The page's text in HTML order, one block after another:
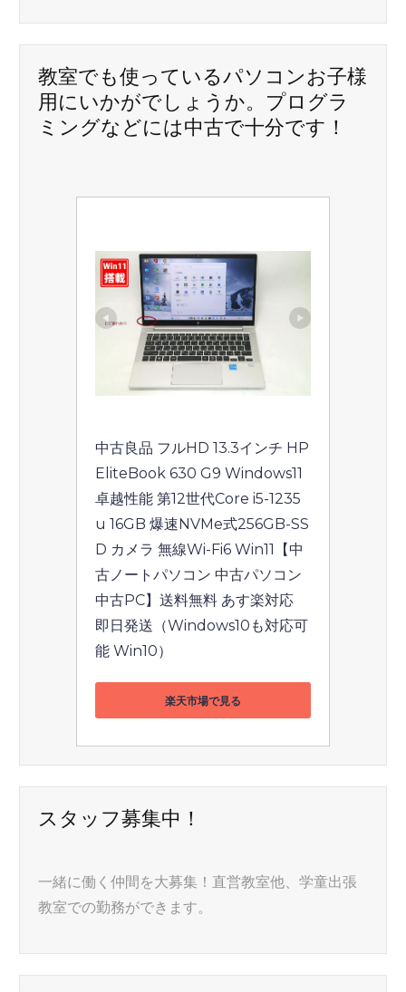
シ
ョ
ン
教室でも使っているパソコンお子様
用にいかがでしょうか。プログラ
ミングなどには中古で十分です！
中古良品 フルHD 13.3インチ HP
EliteBook 630 G9 Windows11
卓越性能 第12世代Core i5-1235
u 16GB 爆速NVMe式256GB-SS
D カメラ 無線Wi-Fi6 Win11【中
古ノートパソコン 中古パソコン
中古PC】送料無料 あす楽対応
即日発送（Windows10も対応可
能 Win10）
楽天市場で見る
スタッフ募集中！
一緒に働く仲間を大募集！直営教室他、学童出張
教室での勤務ができます。